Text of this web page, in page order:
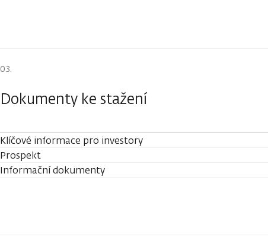
Dokumenty ke stažení
Klíčové informace pro investory
Prospekt
Informační dokumenty